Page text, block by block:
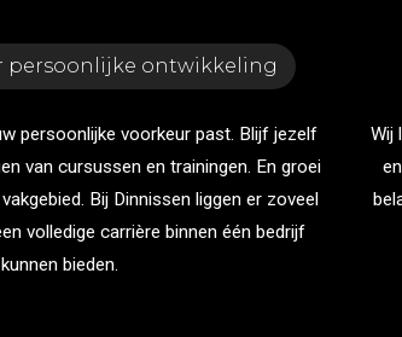
persoonlijke ontwikkeling
persoonlijke voorkeur past. Blijf jezelf
van cursussen en trainingen. En groei
Bij Dinnissen liggen er zoveel
volledige carrière binnen één bedrijf
kunnen bieden.
Wij